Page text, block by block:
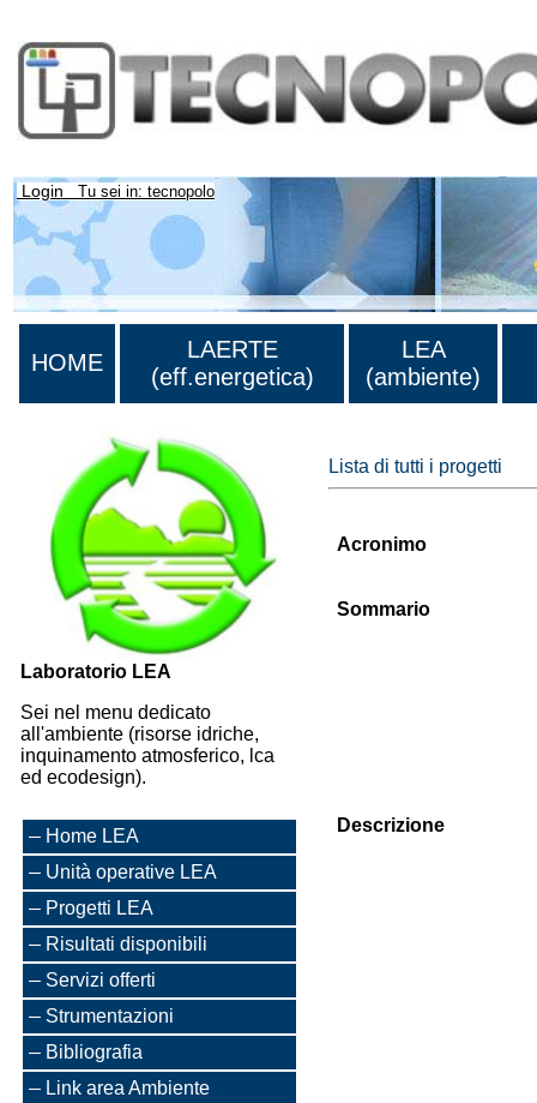
Login Tu sei in: tecnopolo
HOME
LAERTE
(eff.energetica)
LEA
(ambiente)
Laboratorio LEA
Sei nel menu dedicato
all'ambiente (risorse idriche,
inquinamento atmosferico, lca
ed ecodesign).
Home LEA
Unità operative LEA
Progetti LEA
Risultati disponibili
Servizi offerti
Strumentazioni
Bibliografia
Link area Ambiente
Lista di tutti i progetti
Acronimo
Sommario
Descrizione